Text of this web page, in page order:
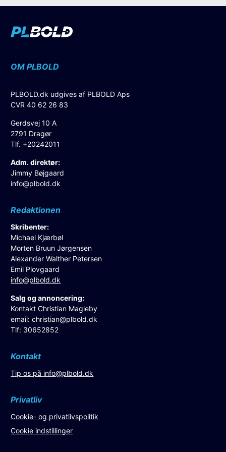
OM PLBOLD
PLBOLD.dk udgives af PLBOLD Aps
CVR 40 62 26 83
Gerdsvej 10 A
2791 Dragør
Tlf. +20242011
Adm. direktør:
Jimmy Bøjgaard
info@plbold.dk
Redaktionen
Skribenter:
Michael Kjærbøl
Morten Bruun Jørgensen
Alexander Walther Petersen
Emil Plovgaard
info@plbold.dk
Salg og annoncering:
Kontakt Christian Magleby
email:christian@plbold.dk
Tlf: 30652852
Kontakt
Tip os på info@plbold.dk
Privatliv
Cookie- og privatlivspolitik
Cookie indstillinger